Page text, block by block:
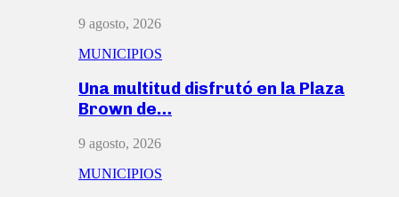
9 agosto, 2026
MUNICIPIOS
Una multitud disfrutó en la Plaza
Brown de…
9 agosto, 2026
MUNICIPIOS